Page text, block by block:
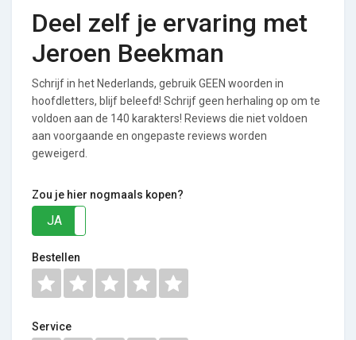
Deel zelf je ervaring met
Jeroen Beekman
Schrijf in het Nederlands, gebruik GEEN woorden in
hoofdletters, blijf beleefd! Schrijf geen herhaling op om te
voldoen aan de 140 karakters! Reviews die niet voldoen
aan voorgaande en ongepaste reviews worden
geweigerd.
Zou je hier nogmaals kopen?
JA
Bestellen
Service